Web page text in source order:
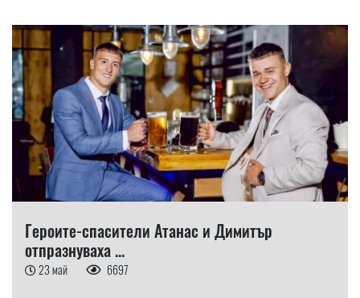
Героите-спасители Атанас и Димитър
отпразнуваха ...
23 май 6697